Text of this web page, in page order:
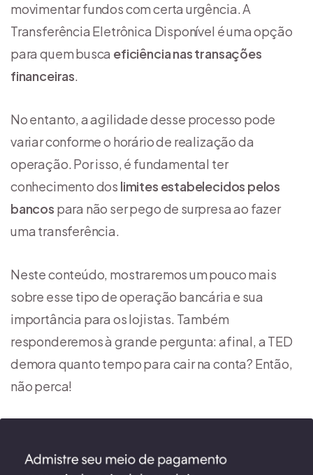
movimentar fundos com certa urgência. A
Transferência Eletrônica Disponível é uma opção
para quem busca eficiência nas transações
financeiras.
No entanto, a agilidade desse processo pode
variar conforme o horário de realização da
operação. Por isso, é fundamental ter
conhecimento dos limites estabelecidos pelos
bancos para não ser pego de surpresa ao fazer
uma transferência.
Neste conteúdo, mostraremos um pouco mais
sobre esse tipo de operação bancária e sua
importância para os lojistas. Também
responderemos à grande pergunta: afinal, a TED
demora quanto tempo para cair na conta? Então,
não perca!